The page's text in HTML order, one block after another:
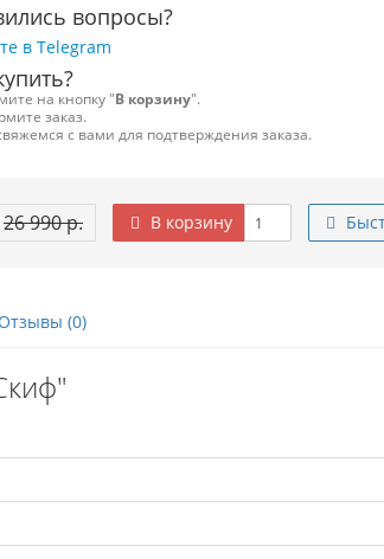
вопросы?
в Telegram
на кнопку "В корзину".
заказ.
с вами для подтверждения заказа.
26 990 р. В корзину
Отзывы (0)